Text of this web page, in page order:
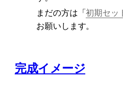
まだの方は「初期セッ
お願いします。
完成イメージ